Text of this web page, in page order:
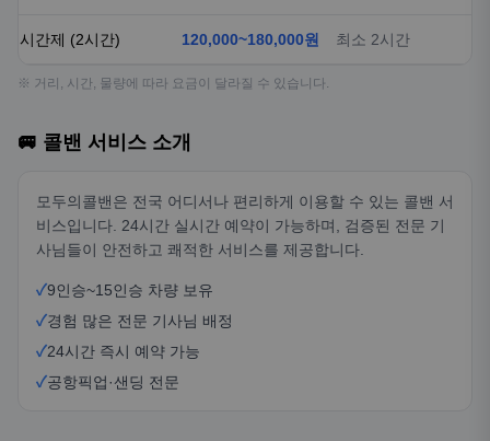
시간제 (2시간) 120,000~180,000원 최소 2시간
※ 거리, 시간, 물량에 따라 요금이 달라질 수 있습니다.
🚐 콜밴 서비스 소개
모두의콜밴은 전국 어디서나 편리하게 이용할 수 있는 콜밴 서
비스입니다. 24시간 실시간 예약이 가능하며, 검증된 전문 기
사님들이 안전하고 쾌적한 서비스를 제공합니다.
✓9인승~15인승 차량 보유
✓경험 많은 전문 기사님 배정
✓24시간 즉시 예약 가능
✓공항픽업·샌딩 전문